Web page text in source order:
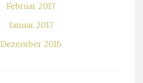
Februar 2017
Januar 2017
Dezember 2016